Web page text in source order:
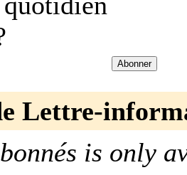
Lettre-
is only